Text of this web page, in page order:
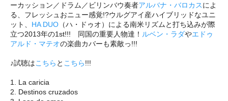
ーカッション／ドラム／ビリンバウ奏者アルバナ・バロカスによ
る、フレッシュおニュー感覚!?ウルグアイ産ハイブリッドなユニ
ット、 HA DUO （ハ・ドゥオ）による南米リズムと打ち込みが際
立つ2013年の1st!!! 同国の重要人物達！ ルベン・ラダやエドゥ
アルド・マテオの楽曲カバーも素敵っ!!!
♪試聴はこちら と こちら!!!
1. La caricia
2. Destinos cruzados